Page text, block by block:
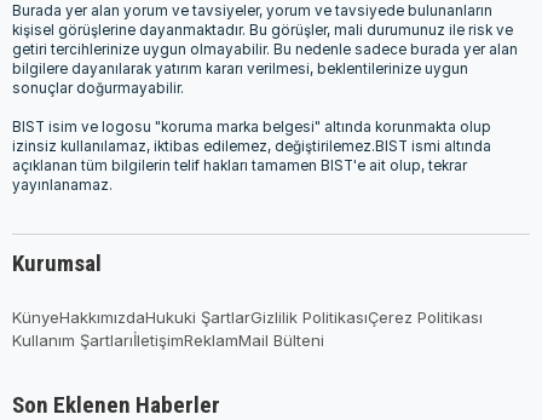
Burada yer alan yorum ve tavsiyeler, yorum ve tavsiyede bulunanların
kişisel görüşlerine dayanmaktadır. Bu görüşler, mali durumunuz ile risk ve
getiri tercihlerinize uygun olmayabilir. Bu nedenle sadece burada yer alan
bilgilere dayanılarak yatırım kararı verilmesi, beklentilerinize uygun
sonuçlar doğurmayabilir.
BIST isim ve logosu "koruma marka belgesi" altında korunmakta olup
izinsiz kullanılamaz, iktibas edilemez, değiştirilemez.BIST ismi altında
açıklanan tüm bilgilerin telif hakları tamamen BIST'e ait olup, tekrar
yayınlanamaz.
Kurumsal
KünyeHakkımızdaHukuki ŞartlarGizlilik PolitikasıÇerez Politikası
Kullanım ŞartlarıİletişimReklamMail Bülteni
Son Eklenen Haberler